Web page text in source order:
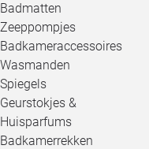
Badmatten
Zeeppompjes
Badkameraccessoires
Wasmanden
Spiegels
Geurstokjes &
Huisparfums
Badkamerrekken